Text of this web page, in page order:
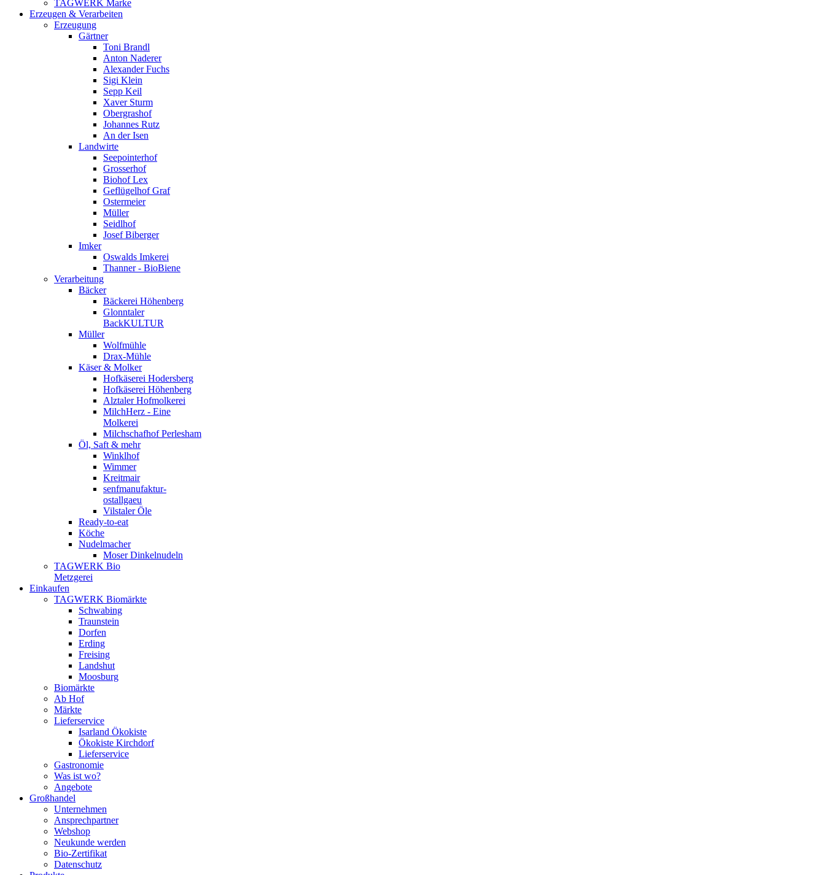
TAGWERK Marke
Erzeugen & Verarbeiten
Erzeugung
Gärtner
Toni Brandl
Anton Naderer
Alexander Fuchs
Sigi Klein
Sepp Keil
Xaver Sturm
Obergrashof
Johannes Rutz
An der Isen
Landwirte
Seepointerhof
Grosserhof
Biohof Lex
Geflügelhof Graf
Ostermeier
Müller
Seidlhof
Josef Biberger
Imker
Oswalds Imkerei
Thanner - BioBiene
Verarbeitung
Bäcker
Bäckerei Höhenberg
Glonntaler
BackKULTUR
Müller
Wolfmühle
Drax-Mühle
Käser & Molker
Hofkäserei Hodersberg
Hofkäserei Höhenberg
Alztaler Hofmolkerei
MilchHerz - Eine
Molkerei
Milchschafhof Perlesham
Öl, Saft & mehr
Winklhof
Wimmer
Kreitmair
senfmanufaktur-
ostallgaeu
Vilstaler Öle
Ready-to-eat
Köche
Nudelmacher
Moser Dinkelnudeln
TAGWERK Bio
Metzgerei
Einkaufen
TAGWERK Biomärkte
Schwabing
Traunstein
Dorfen
Erding
Freising
Landshut
Moosburg
Biomärkte
Ab Hof
Märkte
Lieferservice
Isarland Ökokiste
Ökokiste Kirchdorf
Lieferservice
Gastronomie
Was ist wo?
Angebote
Großhandel
Unternehmen
Ansprechpartner
Webshop
Neukunde werden
Bio-Zertifikat
Datenschutz